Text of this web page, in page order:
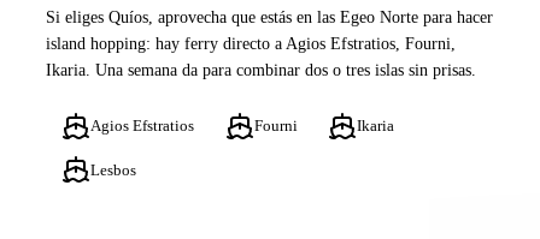
Si eliges Quíos, aprovecha que estás en las Egeo Norte para hacer
island hopping: hay ferry directo a Agios Efstratios, Fourni,
Ikaria. Una semana da para combinar dos o tres islas sin prisas.
Agios Efstratios Fourni Ikaria
Lesbos